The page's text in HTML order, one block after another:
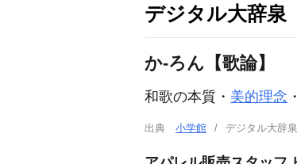
デジタル大辞泉
か‐ろん【歌論】
和歌の本質・ 美的理念
出典 小学館 デジタル大辞